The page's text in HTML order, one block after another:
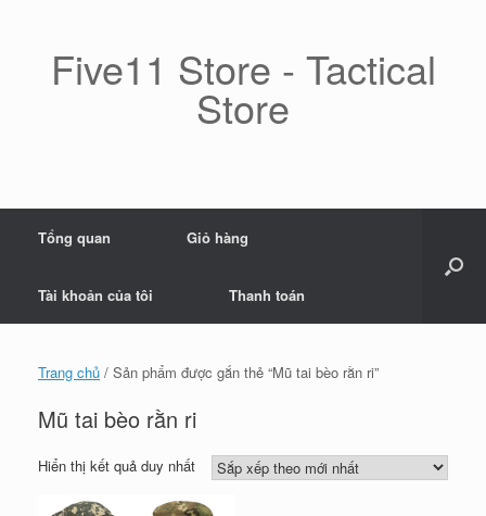
Five11 Store - Tactical
Store
Tổng quan Giỏ hàng
Tài khoản của tôi Thanh toán
Trang chủ / Sản phẩm được gắn thẻ “Mũ tai bèo rằn ri”
Mũ tai bèo rằn ri
Hiển thị kết quả duy nhất